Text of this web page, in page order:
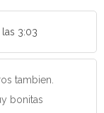
3:03
tambien.
bonitas